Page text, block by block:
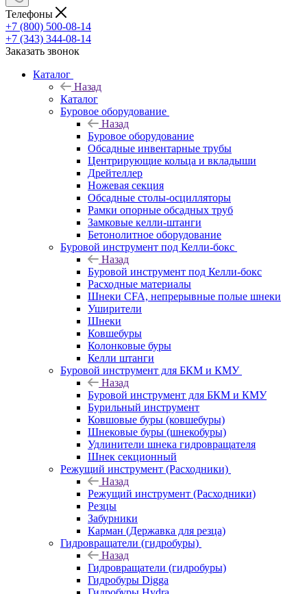
Телефоны
+7 (800) 500-08-14
+7 (343) 344-08-14
Заказать звонок
Каталог
Назад
Каталог
Буровое оборудование
Назад
Буровое оборудование
Обсадные инвентарные трубы
Центрирующие кольца и вкладыши
Дрейтеллер
Ножевая секция
Обсадные столы-осцилляторы
Рамки опорные обсадных труб
Замковые келли-штанги
Бетонолитное оборудование
Буровой инструмент под Келли-бокс
Назад
Буровой инструмент под Келли-бокс
Расходные материалы
Шнеки CFA, непрерывные полые шнеки
Уширители
Шнеки
Ковшебуры
Колонковые буры
Келли штанги
Буровой инструмент для БКМ и КМУ
Назад
Буровой инструмент для БКМ и КМУ
Бурильный инструмент
Ковшовые буры (ковшебуры)
Шнековые буры (шнекобуры)
Удлинители шнека гидровращателя
Шнек секционный
Режущий инструмент (Расходники)
Назад
Режущий инструмент (Расходники)
Резцы
Забурники
Карман (Державка для резца)
Гидровращатели (гидробуры)
Назад
Гидровращатели (гидробуры)
Гидробуры Digga